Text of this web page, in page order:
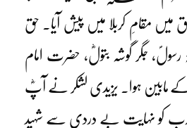
میں مقامِ کربلا میں پیش آیا۔ حق
رسولؐ، جگر گوشہ بتولؓ، حضرت امام
کے مابین ہوا۔ یزیدی لشکر نے آپؓ
کو نہایت بے دردی سے شہید